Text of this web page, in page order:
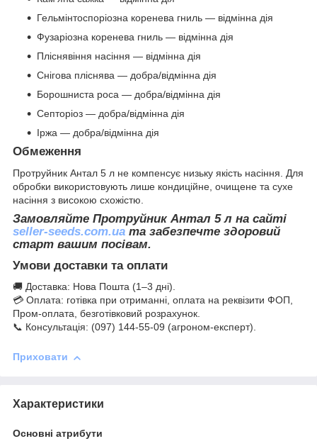
Гельмінтоспоріозна коренева гниль — відмінна дія
Фузаріозна коренева гниль — відмінна дія
Пліснявіння насіння — відмінна дія
Снігова пліснява — добра/відмінна дія
Борошниста роса — добра/відмінна дія
Септоріоз — добра/відмінна дія
Іржа — добра/відмінна дія
Обмеження
Протруйник Антал 5 л не компенсує низьку якість насіння. Для
обробки використовують лише кондиційне, очищене та сухе
насіння з високою схожістю.
Замовляйте Протруйник Антал 5 л на сайті
seller-seeds.com.ua та забезпечте здоровий
старт вашим посівам.
Умови доставки та оплати
🚚 Доставка: Нова Пошта (1–3 дні).
💳 Оплата: готівка при отриманні, оплата на реквізити ФОП,
Пром-оплата, безготівковий розрахунок.
📞 Консультація: (097) 144-55-09 (агроном-експерт).
Приховати
Характеристики
Основні атрибути